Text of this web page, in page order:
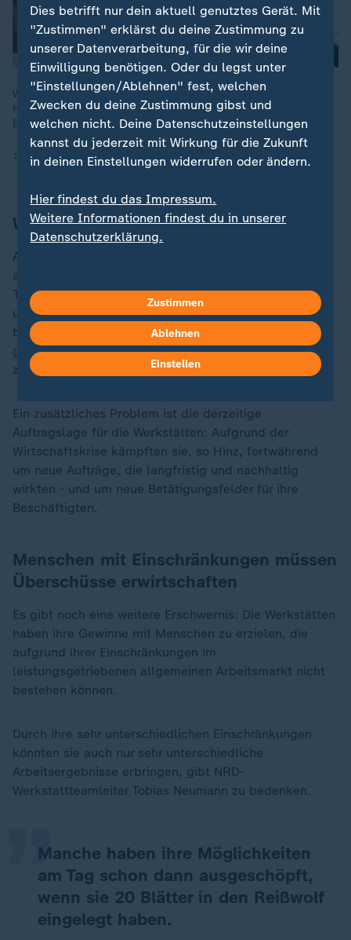
Wer in seiner Mobilität eingeschränkt ist, stößt auf viele
Herausforderungen. Das gilt auch für Menschen mit
Behinderungen.
10.03.2022 | 30:14 min
Wirtschaftslage spüren auch die WfbM
Auch die NRD zahlt 100 Prozent der Erlöse ihrer WfbM
an die dort Beschäftigten aus, sagt deren Vorstand
Thorsten Hinz. "Aufgrund unserer Gemeinnützigkeit
und der gesetzlichen Vorgaben können wir nur sehr
begrenzt Überschüsse erwirtschaften, die dann auch
ganz den Beschäftigten und der WfbM
zugutekommen."
Ein zusätzliches Problem ist die derzeitige
Auftragslage für die Werkstätten: Aufgrund der
Wirtschaftskrise kämpften sie, so Hinz, fortwährend
um neue Aufträge, die langfristig und nachhaltig
wirkten - und um neue Betätigungsfelder für ihre
Beschäftigten.
Menschen mit Einschränkungen müssen
Überschüsse erwirtschaften
Es gibt noch eine weitere Erschwernis: Die Werkstätten
haben ihre Gewinne mit Menschen zu erzielen, die
aufgrund ihrer Einschränkungen im
leistungsgetriebenen allgemeinen Arbeitsmarkt nicht
bestehen können.
Durch ihre sehr unterschiedlichen Einschränkungen
könnten sie auch nur sehr unterschiedliche
Arbeitsergebnisse erbringen, gibt NRD-
Werkstattteamleiter Tobias Neumann zu bedenken.
Manche haben ihre Möglichkeiten
am Tag schon dann ausgeschöpft,
wenn sie 20 Blätter in den Reißwolf
eingelegt haben.
„
Dies betrifft nur dein aktuell genutztes Gerät. Mit
"Zustimmen" erklärst du deine Zustimmung zu
unserer Datenverarbeitung, für die wir deine
Einwilligung benötigen. Oder du legst unter
"Einstellungen/Ablehnen" fest, welchen
Zwecken du deine Zustimmung gibst und
welchen nicht. Deine Datenschutzeinstellungen
kannst du jederzeit mit Wirkung für die Zukunft
in deinen Einstellungen widerrufen oder ändern.
Hier findest du das Impressum.
Weitere Informationen findest du in unserer
Datenschutzerklärung.
Zustimmen
Ablehnen
Einstellen